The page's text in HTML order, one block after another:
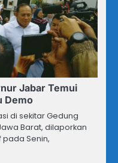
Jabar Temui
Demo
di sekitar Gedung
Barat, dilaporkan
Senin,